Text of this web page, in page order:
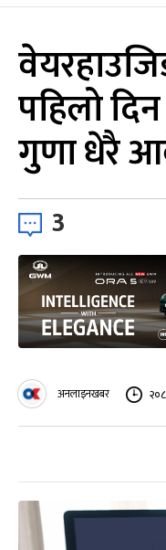
पहिलो
गुणा धेरै
3
अनलाइनखबर